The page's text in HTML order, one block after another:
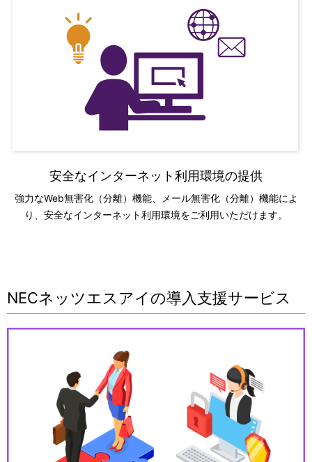
安全なインターネット利用環境の提供
強力なWeb無害化（分離）機能、メール無害化（分離）機能によ
り、安全なインターネット利用環境をご利用いただけます。
NECネッツエスアイの導入支援サービス